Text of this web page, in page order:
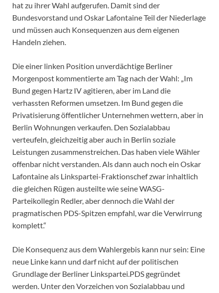
hat zu ihrer Wahl aufgerufen. Damit sind der
Bundesvorstand und Oskar Lafontaine Teil der Niederlage
und müssen auch Konsequenzen aus dem eigenen
Handeln ziehen.
Die einer linken Position unverdächtige Berliner
Morgenpost kommentierte am Tag nach der Wahl: „Im
Bund gegen Hartz IV agitieren, aber im Land die
verhassten Reformen umsetzen. Im Bund gegen die
Privatisierung öffentlicher Unternehmen wettern, aber in
Berlin Wohnungen verkaufen. Den Sozialabbau
verteufeln, gleichzeitig aber auch in Berlin soziale
Leistungen zusammenstreichen. Das haben viele Wähler
offenbar nicht verstanden. Als dann auch noch ein Oskar
Lafontaine als Linkspartei-Fraktionschef zwar inhaltlich
die gleichen Rügen austeilte wie seine WASG-
Parteikollegin Redler, aber dennoch die Wahl der
pragmatischen PDS-Spitzen empfahl, war die Verwirrung
komplett.“
Die Konsequenz aus dem Wahlergebis kann nur sein: Eine
neue Linke kann und darf nicht auf der politischen
Grundlage der Berliner Linkspartei.PDS gegründet
werden. Unter den Vorzeichen von Sozialabbau und